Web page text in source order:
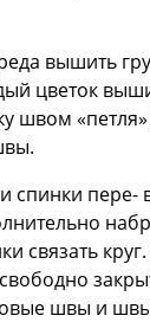
вышить
цветок
швом
спинки пере-
связать
швы и